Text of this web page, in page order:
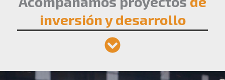
inversión y desarrollo